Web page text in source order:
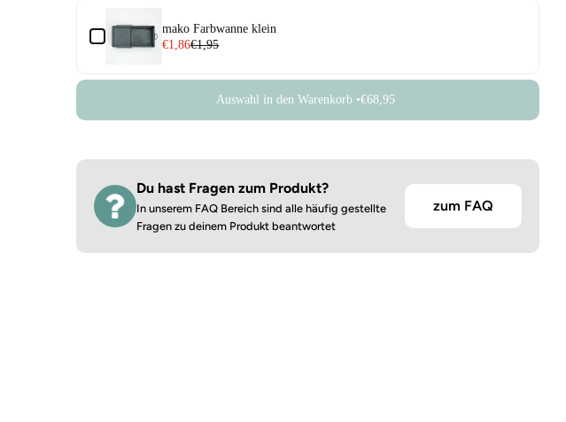
mako Farbwanne klein
€1,86€1,95
Auswahl in den Warenkorb •€68,95
Du hast Fragen zum Produkt?
In unserem FAQ Bereich sind alle häufig gestellte
Fragen zu deinem Produkt beantwortet
zum FAQ